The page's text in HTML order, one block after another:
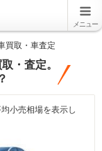
メニュー
買取・車査定
・査定。
小売相場を表示し